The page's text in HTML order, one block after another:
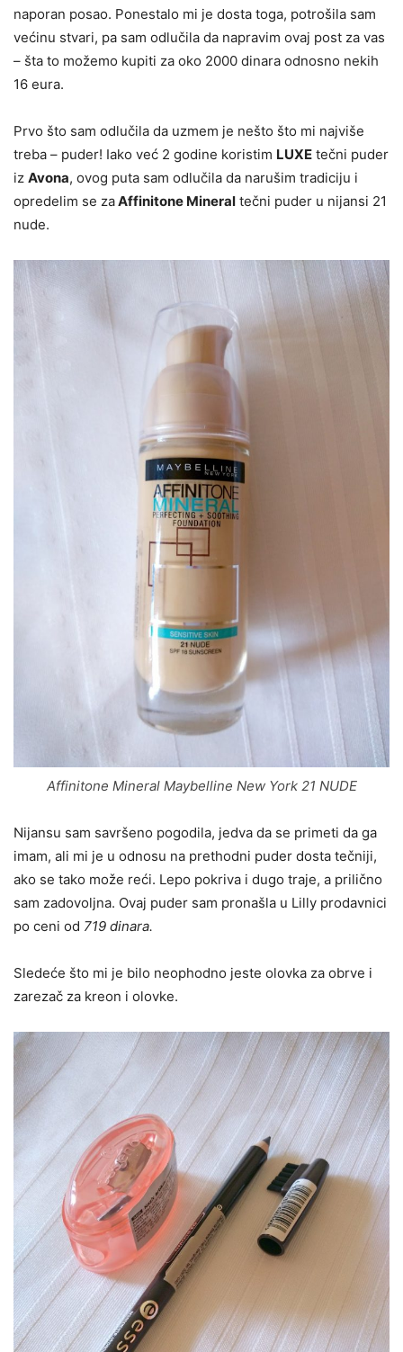
naporan posao. Ponestalo mi je dosta toga, potrošila sam
većinu stvari, pa sam odlučila da napravim ovaj post za vas
– šta to možemo kupiti za oko 2000 dinara odnosno nekih
16 eura.
Prvo što sam odlučila da uzmem je nešto što mi najviše
treba – puder! Iako već 2 godine koristim LUXE tečni puder
iz Avona, ovog puta sam odlučila da narušim tradiciju i
opredelim se zaAffinitone Mineral tečni puder u nijansi 21
nude.
Affinitone Mineral Maybelline New York 21 NUDE
Nijansu sam savršeno pogodila, jedva da se primeti da ga
imam, ali mi je u odnosu na prethodni puder dosta tečniji,
ako se tako može reći. Lepo pokriva i dugo traje, a prilično
sam zadovoljna. Ovaj puder sam pronašla u Lilly prodavnici
po ceni od 719 dinara.
Sledeće što mi je bilo neophodno jeste olovka za obrve i
zarezač za kreon i olovke.